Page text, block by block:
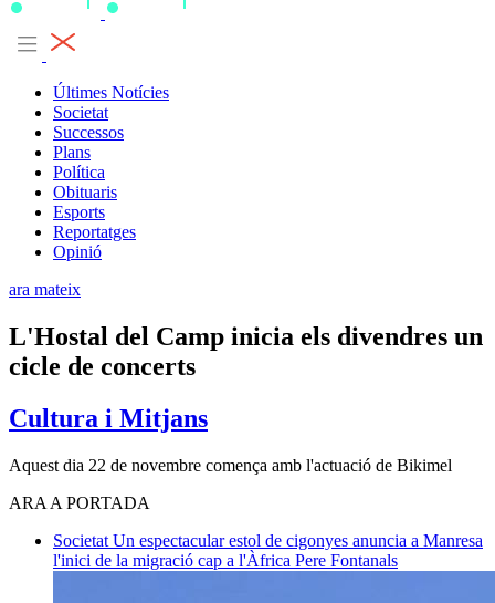
Últimes Notícies
Societat
Successos
Plans
Política
Obituaris
Esports
Reportatges
Opinió
ara mateix
L'Hostal del Camp inicia els divendres un
cicle de concerts
Cultura i Mitjans
Aquest dia 22 de novembre comença amb l'actuació de Bikimel
ARA A PORTADA
Societat Un espectacular estol de cigonyes anuncia a Manresa
l'inici de la migració cap a l'Àfrica Pere Fontanals